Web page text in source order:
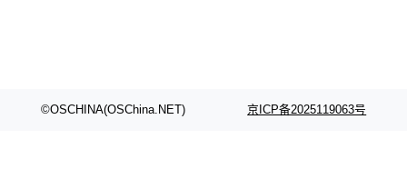
©OSCHINA(OSChina.NET) 京ICP备2025119063号